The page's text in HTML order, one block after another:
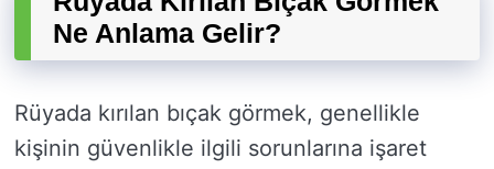
Ne Anlama Gelir?
Rüyada kırılan bıçak görmek, genellikle
kişinin güvenlikle ilgili sorunlarına işaret